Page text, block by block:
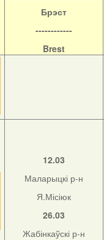
Брэст
------------
Brest
12.03
Маларыцкі р-н
Я.Місіюк
26.03
Жабінкаўскі р-н